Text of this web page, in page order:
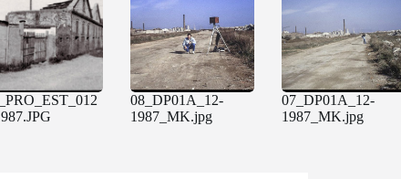
08_DP01A_12-
1987_MK.jpg
07_DP01A_12-
1987_MK.jpg